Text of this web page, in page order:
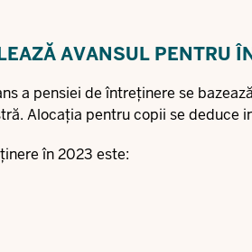
AVANSUL PENTRU
a pensiei de întreținere se
Alocația pentru copii se deduce
în 2023 este: